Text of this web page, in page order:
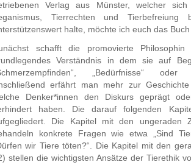
Verlag aus Münster, welcher
Tierrechten und Tierbefreiung
halte, möchte ich euch das
schafft die promovierte
Verständnis in dem sie auf
„Bedürfnisse“ oder
erfährt man mehr zur
Denker*innen den Diskurs geprägt
haben. Die darauf folgenden
Die Kapitel mit den
konkrete Fragen wie etwa „Sind
wir Tiere töten?“. Die Kapitel mit den
stellen die wichtigsten Ansätze der Tierethik